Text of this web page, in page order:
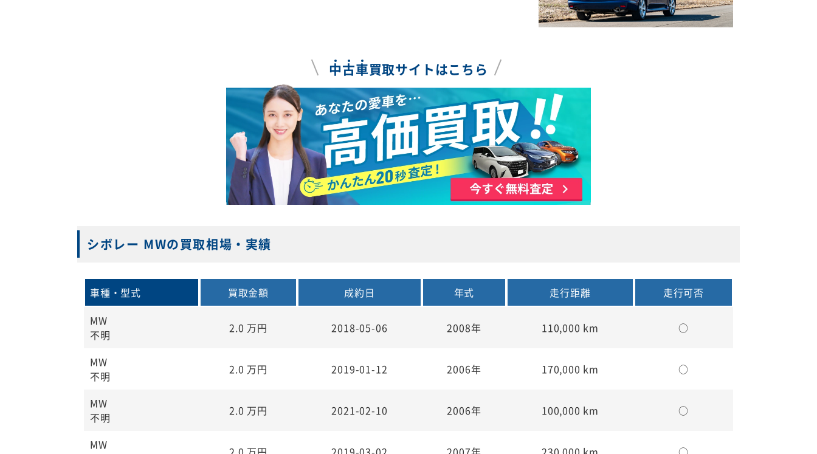
中古車買取サイトはこちら
シボレー MWの買取相場・実績
車種・型式 買取金額 成約日 年式 走行距離
走行可否
MW
不明
2.0 万円 2018-05-06 2008年 110,000 km ○
MW
不明
2.0 万円 2019-01-12 2006年 170,000 km ○
MW
不明
2.0 万円 2021-02-10 2006年 100,000 km ○
MW